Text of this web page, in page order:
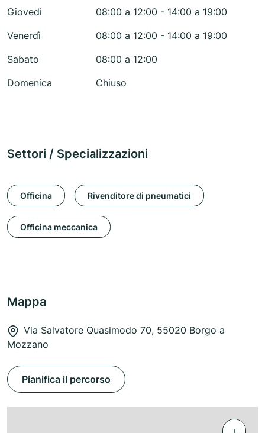
Giovedì
08:00 a 12:00 - 14:00 a 19:00
Venerdì
08:00 a 12:00 - 14:00 a 19:00
Sabato
08:00 a 12:00
Domenica
Chiuso
Settori / Specializzazioni
Officina Rivenditore di pneumatici
Officina meccanica
Mappa
Via Salvatore Quasimodo 70, 55020 Borgo a
Mozzano
Pianifica il percorso
+